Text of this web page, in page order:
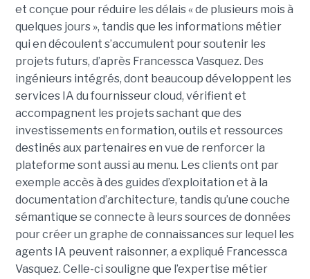
et conçue pour réduire les délais « de plusieurs mois à
quelques jours », tandis que les informations métier
qui en découlent s’accumulent pour soutenir les
projets futurs, d’après Francessca Vasquez. Des
ingénieurs intégrés, dont beaucoup développent les
services IA du fournisseur cloud, vérifient et
accompagnent les projets sachant que des
investissements en formation, outils et ressources
destinés aux partenaires en vue de renforcer la
plateforme sont aussi au menu. Les clients ont par
exemple accès à des guides d’exploitation et à la
documentation d’architecture, tandis qu’une couche
sémantique se connecte à leurs sources de données
pour créer un graphe de connaissances sur lequel les
agents IA peuvent raisonner, a expliqué Francessca
Vasquez. Celle-ci souligne que l’expertise métier